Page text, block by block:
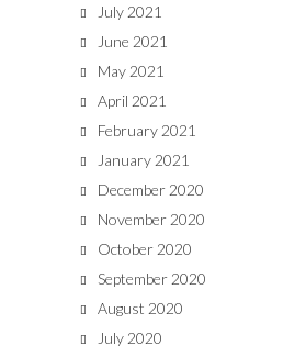
July 2021
June 2021
May 2021
April 2021
February 2021
January 2021
December 2020
November 2020
October 2020
September 2020
August 2020
July 2020